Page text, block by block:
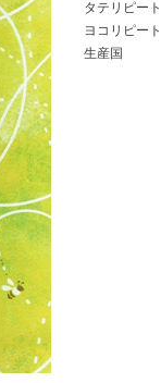
タテリピート
ヨコリピート
生産国